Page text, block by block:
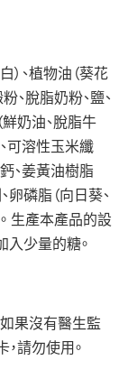
、植物油（葵花
、脫脂奶粉、鹽、
奶油、脫脂牛
、可溶性玉米纖
、姜黃油樹脂
卵磷脂（向日葵、
生產本產品的設
入少量的糖。
果沒有醫生監
請勿使用。